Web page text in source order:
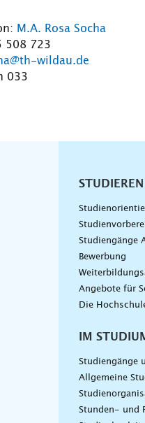
M.A. Rosa Socha
508 723
wildau.de
033
Studiengänge
Bewerbung
Angebote für
Die
IM
Studiengänge
Allgemeine
Stunden- und